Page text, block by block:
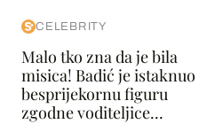
CELEBRITY
Malo tko zna da je bila
misica! Badić je istaknuo
besprijekornu figuru
zgodne voditeljice...